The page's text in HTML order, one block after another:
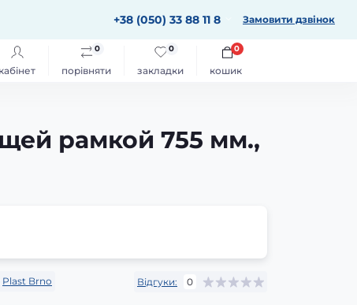
+38 (050) 33 88 11 8 Замовити дзвінок
кабінет порівняти
0
закладки
0
кошик
0
рамкой 755 мм.,
Plast Brno Відгуки: 0